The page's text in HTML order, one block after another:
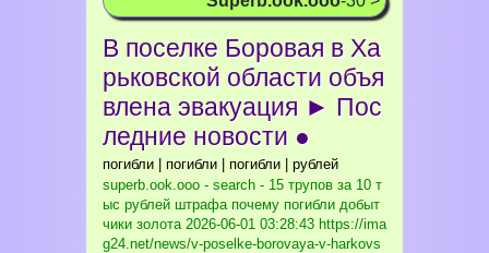
В поселке Боровая в Ха
рьковской области объя
влена эвакуация ► Пос
ледние новости ●
погибли | погибли | погибли | рублей
superb.ook.ooo - search - 15 трупов за 10 т
ыс рублей штрафа почему погибли добыт
чики золота2026-06-01 03:28:43 https://ima
g24.net/news/v-poselke-borovaya-v-harkovs